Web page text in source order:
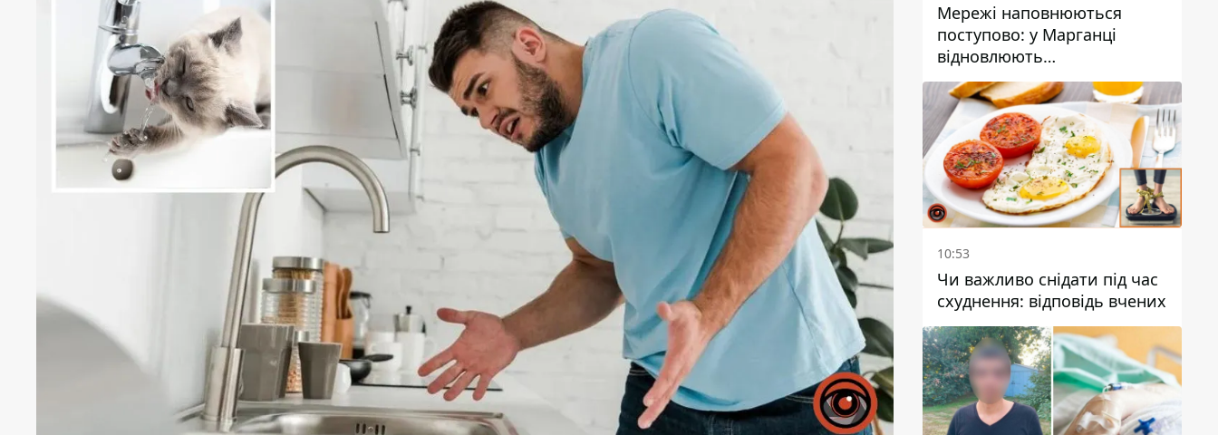
Мережі наповнюються
поступово: у Марганці
відновлюють
водопостачання
10:53
Чи важливо снідати під час
схуднення: відповідь вчених